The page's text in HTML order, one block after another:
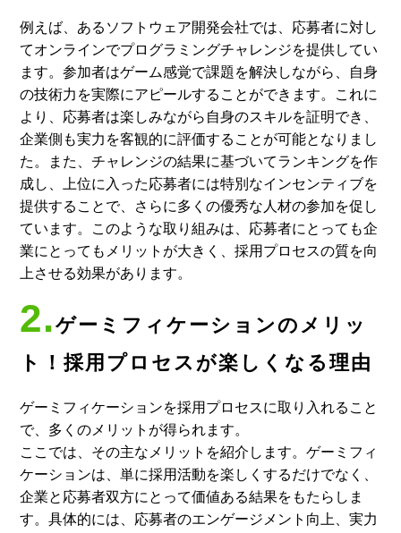
例えば、あるソフトウェア開発会社では、応募者に対し
てオンラインでプログラミングチャレンジを提供してい
ます。参加者はゲーム感覚で課題を解決しながら、自身
の技術力を実際にアピールすることができます。これに
より、応募者は楽しみながら自身のスキルを証明でき、
企業側も実力を客観的に評価することが可能となりまし
た。また、チャレンジの結果に基づいてランキングを作
成し、上位に入った応募者には特別なインセンティブを
提供することで、さらに多くの優秀な人材の参加を促し
ています。このような取り組みは、応募者にとっても企
業にとってもメリットが大きく、採用プロセスの質を向
上させる効果があります。
2.ゲーミフィケーションのメリッ
ト！採用プロセスが楽しくなる理由
ゲーミフィケーションを採用プロセスに取り入れること
で、多くのメリットが得られます。
ここでは、その主なメリットを紹介します。ゲーミフィ
ケーションは、単に採用活動を楽しくするだけでなく、
企業と応募者双方にとって価値ある結果をもたらしま
す。具体的には、応募者のエンゲージメント向上、実力